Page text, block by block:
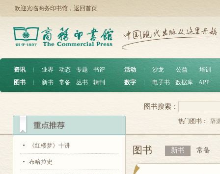
欢迎光临商务印书馆， 返回首页
资讯 ︱ 业界 动态 专题
书评
图书
︱ 新书 常备 丛书 辑刊
活动 沙龙 公益
培训
数字
电子书 数据库 APP
《红楼梦》十讲
布哈拉史
图书搜索：
热门图书： 辞
图书 新书 常备